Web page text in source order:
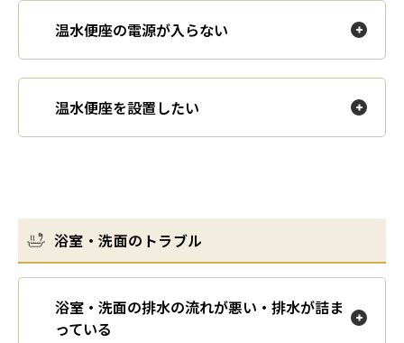
温水便座の電源が入らない
温水便座を設置したい
浴室・洗面のトラブル
浴室・洗面の排水の流れが悪い・排水が詰ま
っている